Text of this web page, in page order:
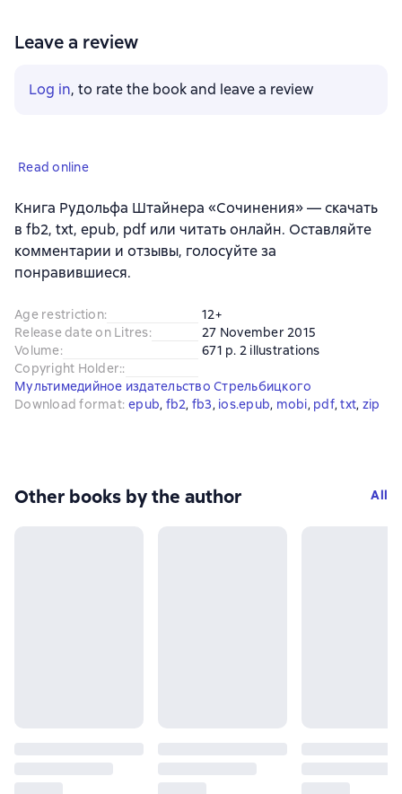
Leave a review
Log in, to rate the book and leave a review
Read online
Книга Рудольфа Штайнера «Сочинения» — скачать
в fb2, txt, epub, pdf или читать онлайн. Оставляйте
комментарии и отзывы, голосуйте за
понравившиеся.
Age restriction:
12+
Release date on Litres:
27 November 2015
Volume:
671 p. 2 illustrations
Copyright Holder::
Мультимедийное издательство Стрельбицкого
Download format: epub, fb2, fb3, ios.epub, mobi, pdf, txt, zip
Other books by the author All